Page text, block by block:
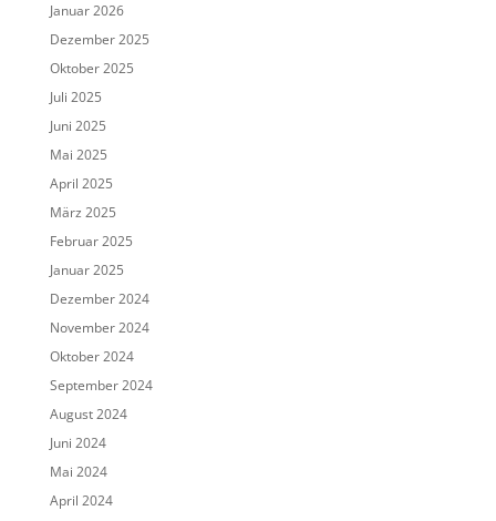
Januar 2026
Dezember 2025
Oktober 2025
Juli 2025
Juni 2025
Mai 2025
April 2025
März 2025
Februar 2025
Januar 2025
Dezember 2024
November 2024
Oktober 2024
September 2024
August 2024
Juni 2024
Mai 2024
April 2024